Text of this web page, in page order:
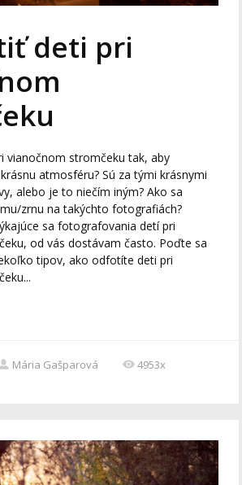
deti pri
vianočnom stromčeku tak, aby
atmosféru? Sú za tými krásnymi
alebo je to niečím iným? Ako sa
zrnu na takýchto fotografiách?
sa fotografovania detí pri
od vás dostávam často. Poďte sa
tipov, ako odfotíte deti pri
Mária Gašparová
4953x